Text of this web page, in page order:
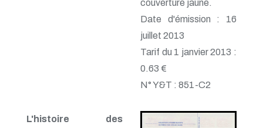
couverture jaune.
Date d'émission : 16
juillet 2013
Tarif du 1 janvier 2013 :
0.63 €
N° Y&T : 851-C2
L'histoire des